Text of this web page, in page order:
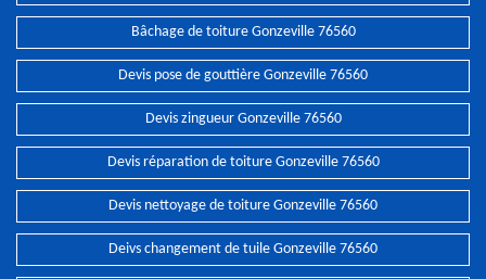
Bâchage de toiture Gonzeville 76560
Devis pose de gouttière Gonzeville 76560
Devis zingueur Gonzeville 76560
Devis réparation de toiture Gonzeville 76560
Devis nettoyage de toiture Gonzeville 76560
Deivs changement de tuile Gonzeville 76560